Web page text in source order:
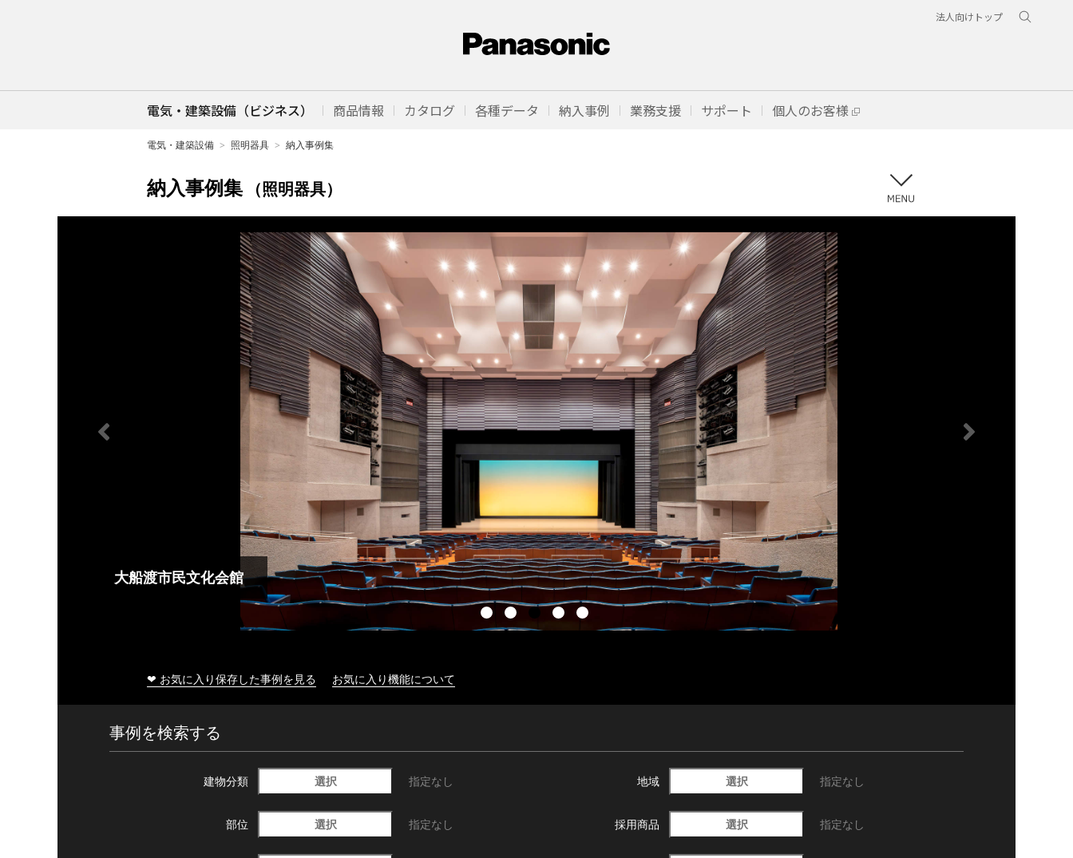
法人向けトップ
電気・建築設備（ビジネス） 商品情報 カタログ 各種データ 納入事例 業務支援 サポート 個人のお客様
電気・建築設備 照明器具 納入事例集
納入事例集 （照明器具）
大船渡市民文化会館
❤ お気に入り保存した事例を見る お気に入り機能について
事例を検索する
建物分類 選択 指定なし 地域 選択 指定なし
部位 選択 指定なし 採用商品 選択 指定なし